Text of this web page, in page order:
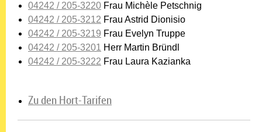
04242 / 205-3220 Frau Michèle Petschnig
04242 / 205-3212 Frau Astrid Dionisio
04242 / 205-3219 Frau Evelyn Truppe
04242 / 205-3201 Herr Martin Bründl
04242 / 205-3222 Frau Laura Kazianka
Zu den Hort-Tarifen